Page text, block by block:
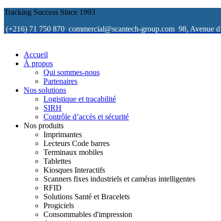
Tracking Success Since 1993
(+216) 71 750 870 commercial@scantech-group.com 98, Avenue
Accueil
À propos
Qui sommes-nous
Partenaires
Nos solutions
Logistique et traçabilité
SIRH
Contrôle d’accès et sécurité
Nos produits
Imprimantes
Lecteurs Code barres
Terminaux mobiles
Tablettes
Kiosques Interactifs
Scanners fixes industriels et caméras intelligentes
RFID
Solutions Santé et Bracelets
Progiciels
Consommables d'impression